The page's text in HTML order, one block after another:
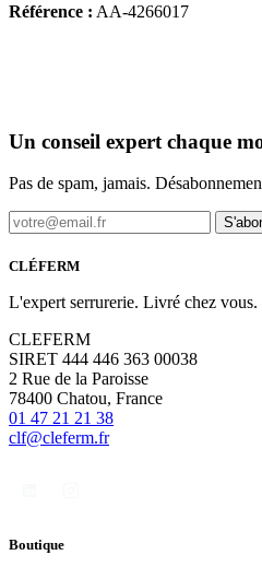
Référence : AA-4266017
Un conseil expert chaque
Pas de spam, jamais.
CLÉFERM
L'expert serrurerie. Livré chez
CLEFERM
SIRET 444 446 363 00038
2 Rue de la Paroisse
78400 Chatou, France
01 47 21 21 38
clf@cleferm.fr
Boutique